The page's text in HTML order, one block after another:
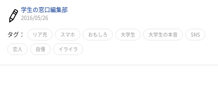
学生の窓口編集部
2016/05/26
タグ： リア充 スマホ おもしろ 大学生 大学生の本音 SNS
恋人 自慢 イライラ